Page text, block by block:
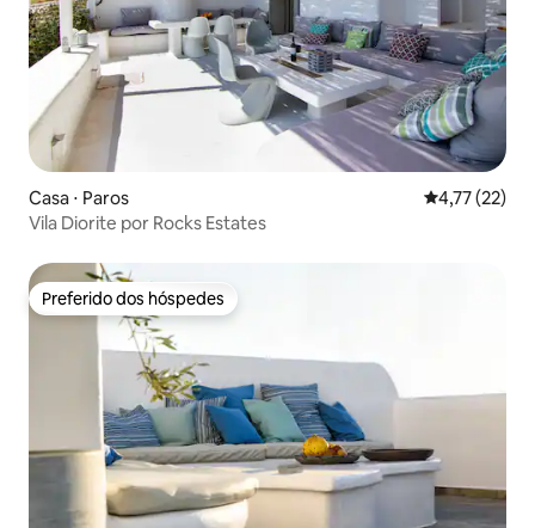
Casa ⋅ Paros 4,77 de uma
4,77 (22)
Vila Diorite por Rocks Estates
Preferido dos hóspedes
Preferido dos hóspedes